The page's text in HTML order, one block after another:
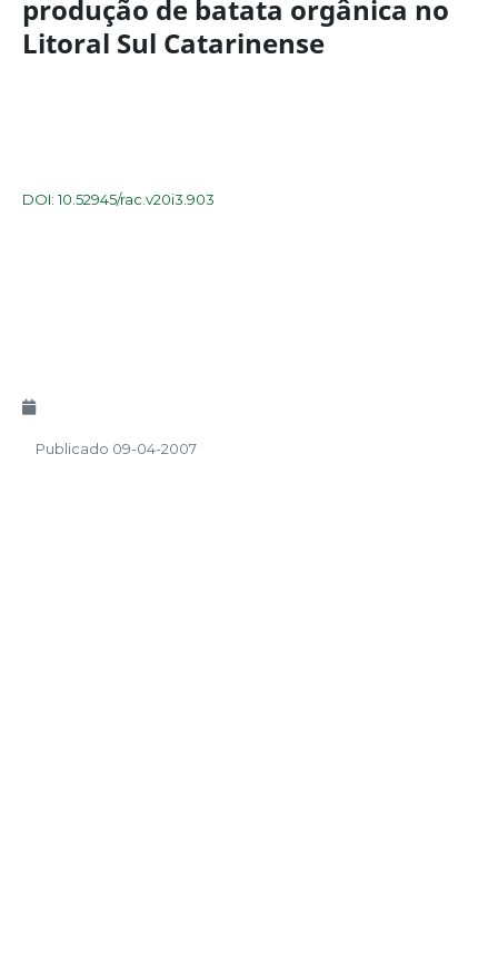
produção de batata orgânica no
Litoral Sul Catarinense
DOI: 10.52945/rac.v20i3.903
Publicado 09-04-2007